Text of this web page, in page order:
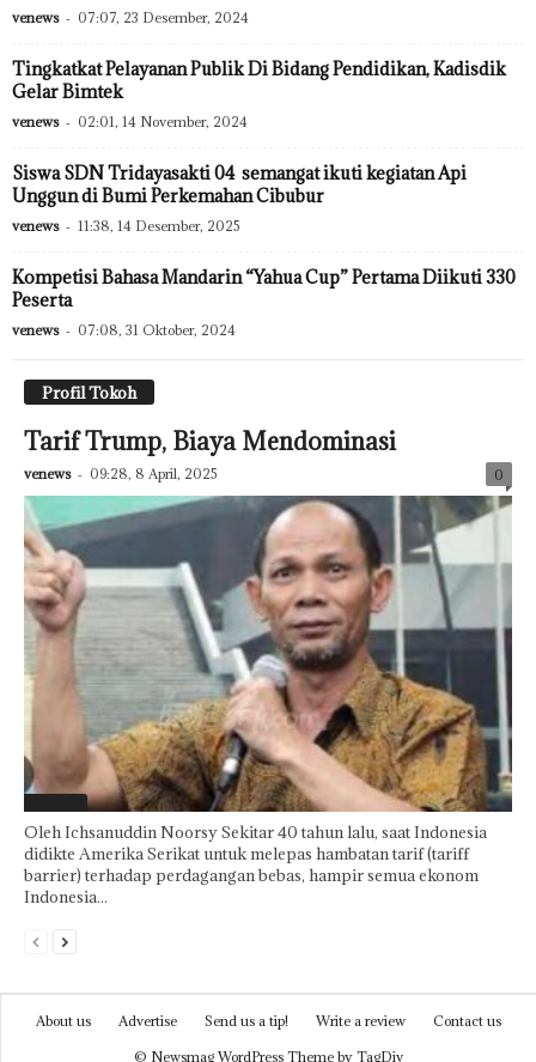
venews - 07:07, 23 Desember, 2024
Tingkatkat Pelayanan Publik Di Bidang Pendidikan, Kadisdik
Gelar Bimtek
venews - 02:01, 14 November, 2024
Siswa SDN Tridayasakti 04 semangat ikuti kegiatan Api
Unggun di Bumi Perkemahan Cibubur
venews - 11:38, 14 Desember, 2025
Kompetisi Bahasa Mandarin “Yahua Cup” Pertama Diikuti 330
Peserta
venews - 07:08, 31 Oktober, 2024
Profil Tokoh
Tarif Trump, Biaya Mendominasi
venews - 09:28, 8 April, 2025 0
Oleh Ichsanuddin Noorsy Sekitar 40 tahun lalu, saat Indonesia
didikte Amerika Serikat untuk melepas hambatan tarif (tariff
barrier) terhadap perdagangan bebas, hampir semua ekonom
Indonesia...
About us Advertise Send us a tip! Write a review
Contact us
© Newsmag WordPress Theme by TagDiv